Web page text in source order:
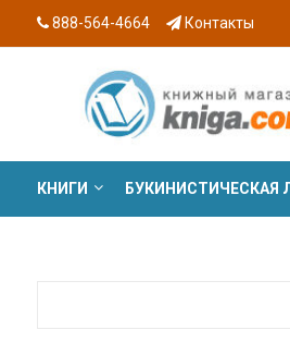
888-564-4664 Контакты
КНИГИ БУКИНИСТИЧЕСКАЯ